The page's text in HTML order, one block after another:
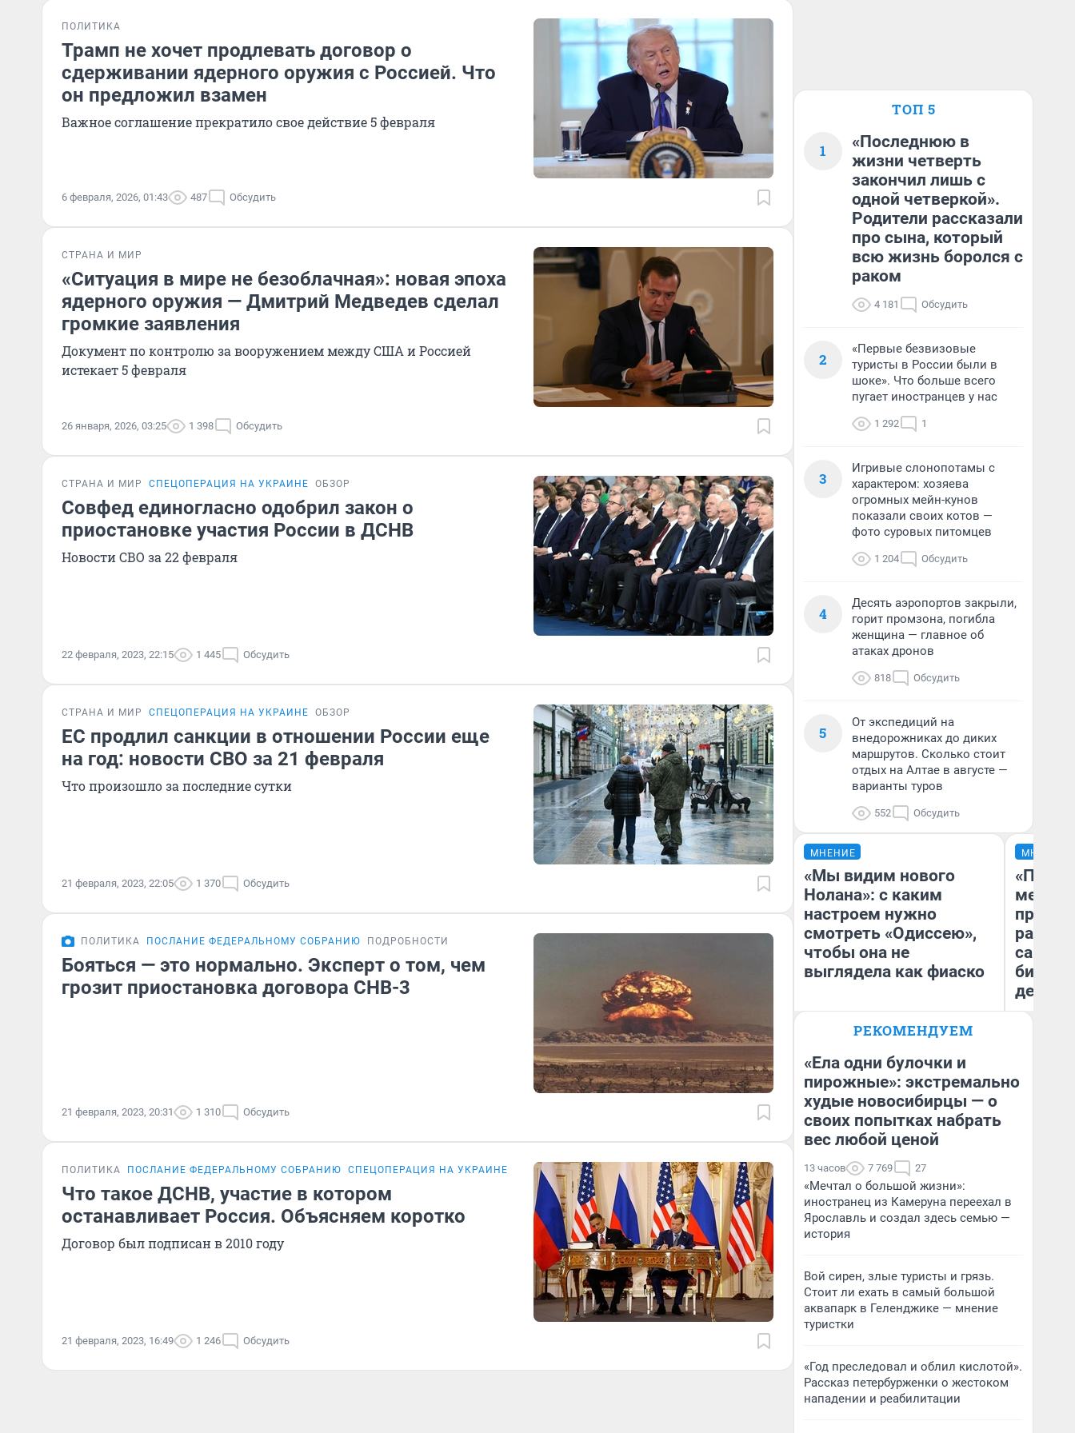
ПОЛИТИКА
Трамп не хочет продлевать договор о
сдерживании ядерного оружия с Россией. Что
он предложил взамен
Важное соглашение прекратило свое действие 5 февраля
6 февраля, 2026, 01:43 487 Обсудить
СТРАНА И МИР
«Ситуация в мире не безоблачная»: новая эпоха
ядерного оружия — Дмитрий Медведев сделал
громкие заявления
Документ по контролю за вооружением между США и Россией
истекает 5 февраля
26 января, 2026, 03:25 1 398 Обсудить
СТРАНА И МИР СПЕЦОПЕРАЦИЯ НА УКРАИНЕ ОБЗОР
Совфед единогласно одобрил закон о
приостановке участия России в ДСНВ
Новости СВО за 22 февраля
22 февраля, 2023, 22:15 1 445 Обсудить
СТРАНА И МИР СПЕЦОПЕРАЦИЯ НА УКРАИНЕ ОБЗОР
ЕС продлил санкции в отношении России еще
на год: новости СВО за 21 февраля
Что произошло за последние сутки
21 февраля, 2023, 22:05 1 370 Обсудить
ПОЛИТИКА ПОСЛАНИЕ ФЕДЕРАЛЬНОМУ СОБРАНИЮ ПОДРОБНОСТИ
Бояться — это нормально. Эксперт о том, чем
грозит приостановка договора СНВ-3
21 февраля, 2023, 20:31 1 310 Обсудить
ПОЛИТИКА ПОСЛАНИЕ ФЕДЕРАЛЬНОМУ СОБРАНИЮ СПЕЦОПЕРАЦИЯ НА УКРАИНЕ
Что такое ДСНВ, участие в котором
останавливает Россия. Объясняем коротко
Договор был подписан в 2010 году
21 февраля, 2023, 16:49 1 246 Обсудить
ТОП 5
1
«Последнюю в
жизни четверть
закончил лишь с
одной четверкой».
Родители рассказали
про сына, который
всю жизнь боролся с
раком
4 181 Обсудить
2
«Первые безвизовые
туристы в России были в
шоке». Что больше всего
пугает иностранцев у нас
1 292 1
3
Игривые слонопотамы с
характером: хозяева
огромных мейн-кунов
показали своих котов —
фото суровых питомцев
1 204 Обсудить
4
Десять аэропортов закрыли,
горит промзона, погибла
женщина — главное об
атаках дронов
818 Обсудить
5
От экспедиций на
внедорожниках до диких
маршрутов. Сколько стоит
отдых на Алтае в августе —
варианты туров
552 Обсудить
МНЕНИЕ
«Мы видим нового
Нолана»: с каким
настроем нужно
смотреть «Одиссею»,
чтобы она не
выглядела как фиаско
Надежда Губарь
МНЕНИЕ
самом
РЕКОМЕНДУЕМ
«Ела одни булочки и
пирожные»: экстремально
худые новосибирцы — о
своих попытках набрать
вес любой ценой
13 часов 7 769 27
«Мечтал о большой жизни»:
иностранец из Камеруна переехал в
Ярославль и создал здесь семью —
история
Вой сирен, злые туристы и грязь.
Стоит ли ехать в самый большой
аквапарк в Геленджике — мнение
туристки
«Год преследовал и облил кислотой».
Рассказ петербурженки о жестоком
нападении и реабилитации